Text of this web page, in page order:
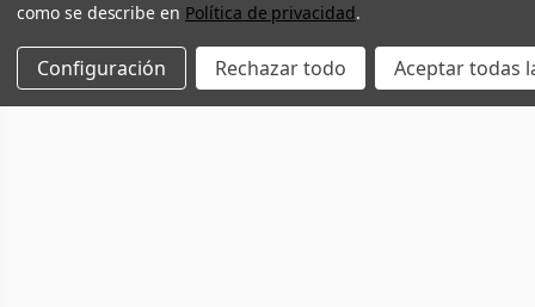
como se describe en Política de privacidad.
Configuración Rechazar todo Aceptar todas